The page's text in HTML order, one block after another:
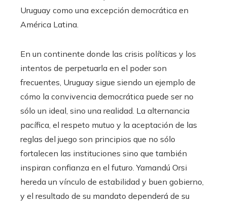
Uruguay como una excepción democrática en
América Latina.
En un continente donde las crisis políticas y los
intentos de perpetuarla en el poder son
frecuentes, Uruguay sigue siendo un ejemplo de
cómo la convivencia democrática puede ser no
sólo un ideal, sino una realidad. La alternancia
pacífica, el respeto mutuo y la aceptación de las
reglas del juego son principios que no sólo
fortalecen las instituciones sino que también
inspiran confianza en el futuro. Yamandú Orsi
hereda un vínculo de estabilidad y buen gobierno,
y el resultado de su mandato dependerá de su